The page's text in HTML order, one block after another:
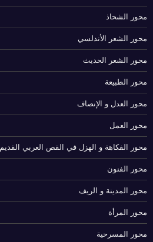
محور الشحاذ
محور الشعر الأندلسي
محور الشعر الحديث
محور الطبيعة
محور العدل و الإنصاف
محور العمل
محور الفكاهة و الهزل في القص العربي القديم
محور الفنون
محور المدينة و الريف
محور المرأة
محور المسرحية